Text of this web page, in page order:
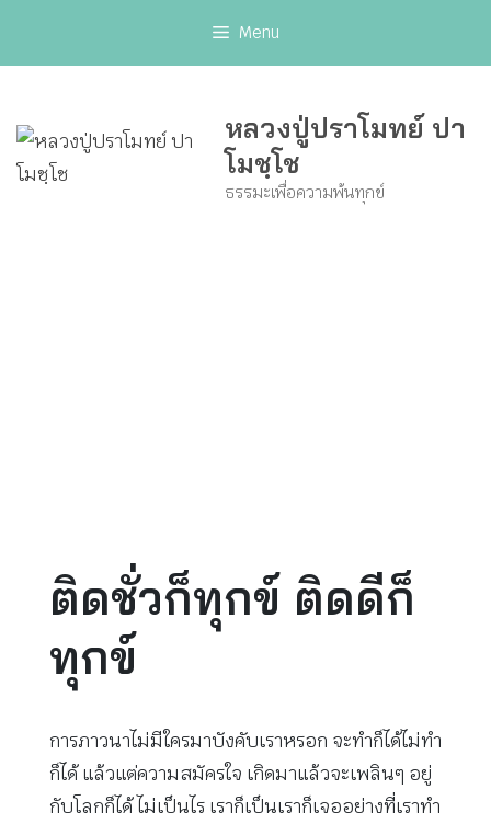
Menu
หลวงปู่ปราโมทย์ ปา
โมชฺโช
ธรรมะเพื่อความพ้นทุกข์
ติดชั่วก็ทุกข์ ติดดีก็
ทุกข์
การภาวนาไม่มีใครมาบังคับเราหรอก จะทำก็ได้ไม่ทำ
ก็ได้ แล้วแต่ความสมัครใจ เกิดมาแล้วจะเพลินๆ อยู่
กับโลกก็ได้ ไม่เป็นไร เราก็เป็นเราก็เจออย่างที่เราทำ